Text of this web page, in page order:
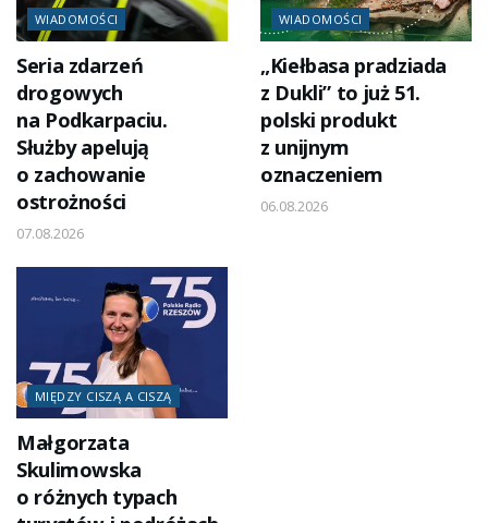
WIADOMOŚCI
Seria zdarzeń
drogowych
na Podkarpaciu.
Służby apelują
o zachowanie
ostrożności
07.08.2026
WIADOMOŚCI
„Kiełbasa pradziada
z Dukli” to już 51.
polski produkt
z unijnym
oznaczeniem
06.08.2026
MIĘDZY CISZĄ A CISZĄ
Małgorzata
Skulimowska
o różnych typach